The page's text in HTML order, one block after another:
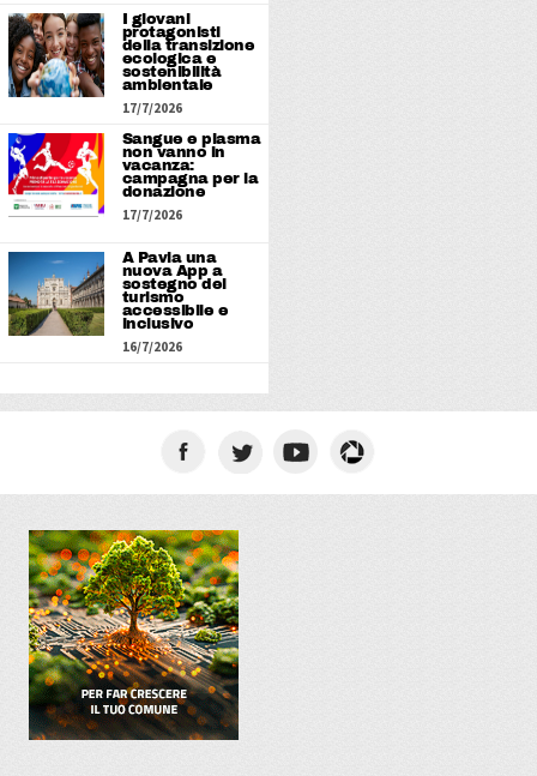
I giovani
protagonisti
della transizione
ecologica e
sostenibilità
ambientale
17/7/2026
Sangue e plasma
non vanno in
vacanza:
campagna per la
donazione
17/7/2026
A Pavia una
nuova App a
sostegno del
turismo
accessibile e
inclusivo
16/7/2026